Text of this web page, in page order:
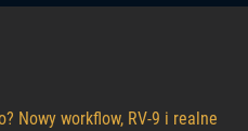
Nowy workflow, RV-9 i realne